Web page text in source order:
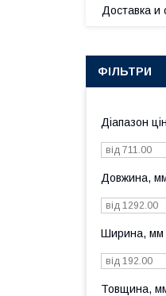
Доставка и
ФІЛЬТРИ
Діапазон
Довжина,
Ширина, мм
Товщина,